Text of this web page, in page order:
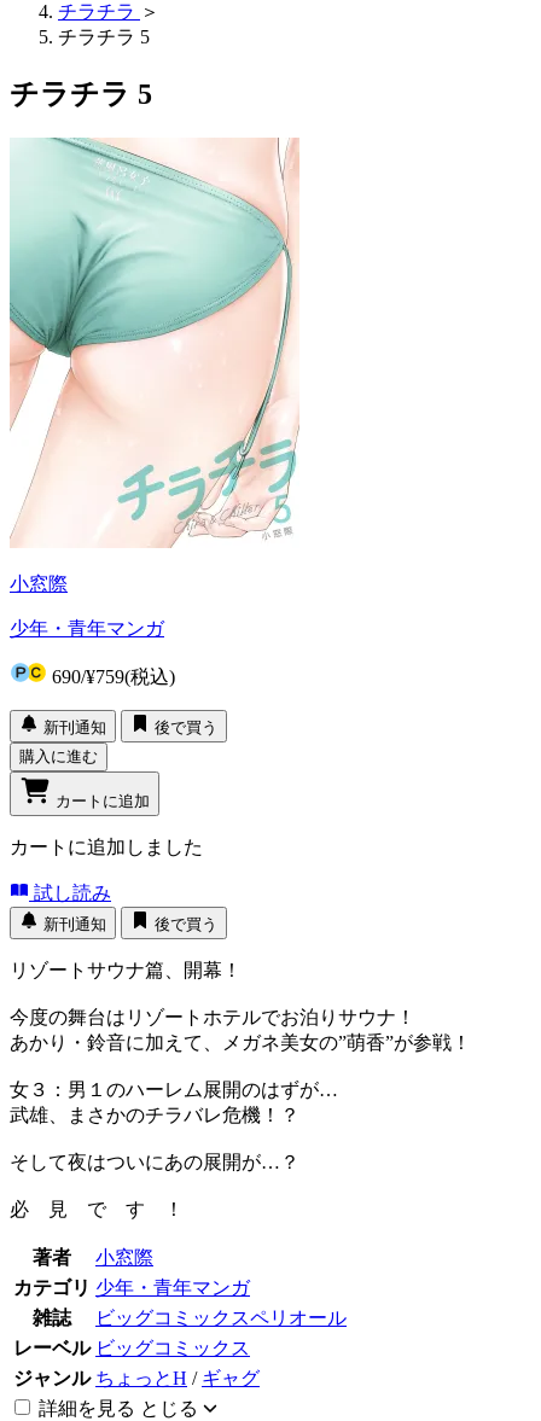
チラチラ ＞
チラチラ 5
チラチラ 5
小窓際
少年・青年マンガ
690/¥759(税込)
新刊通知
後で買う
購入に進む
カートに追加
カートに追加しました
試し読み
新刊通知 後で買う
リゾートサウナ篇、開幕！
今度の舞台はリゾートホテルでお泊りサウナ！
あかり・鈴音に加えて、メガネ美女の”萌香”が参戦！
女３：男１のハーレム展開のはずが…
武雄、まさかのチラバレ危機！？
そして夜はついにあの展開が…？
必 見 で す ！
著者
小窓際
カテゴリ 少年・青年マンガ
雑誌
ビッグコミックスペリオール
レーベル ビッグコミックス
ジャンル ちょっとH / ギャグ
詳細を見る とじる